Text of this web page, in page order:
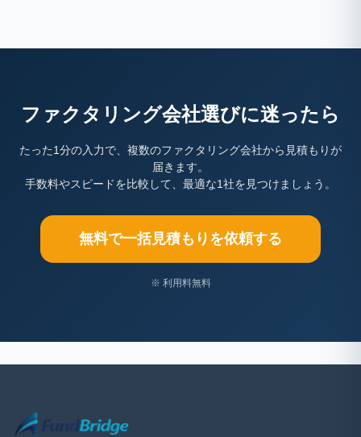
ファクタリング会社選びに迷ったら
たった1分の入力で、複数のファクタリング会社から見積もりが
届きます。
手数料やスピードを比較して、最適な1社を見つけましょう。
無料で一括見積もりを依頼する
※ 利用料無料